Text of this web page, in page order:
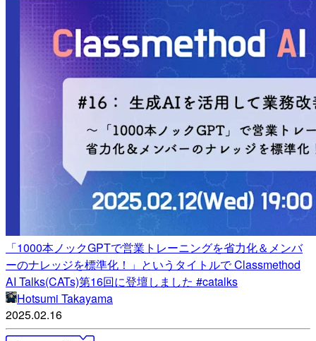
「1000本ノックGPTで営業トレーニングを省力化＆メンバ
ーのナレッジを標準化！」というタイトルで Classmethod
AI Talks(CATs)第16回に登壇しました #catalks
Hotsumi Takayama
2025.02.16